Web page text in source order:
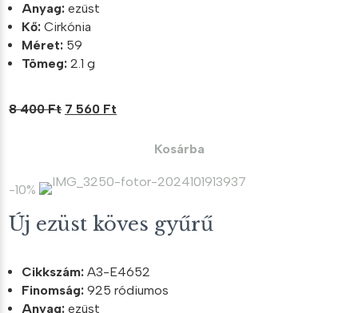
Anyag: ezüst
Kő: Cirkónia
Méret: 59
Tömeg: 2.1 g
8 400Ft Original
400 Ft.
7 560 Ft
560 Ft.
Kosárba
-10%
Új ezüst köves gyűrű
Cikkszám: A3-E4652
Finomság: 925 ródiumos
Anyag: ezüst